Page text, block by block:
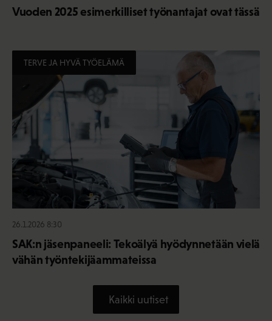
Vuoden 2025 esimerkilliset työnantajat ovat tässä
TERVE JA HYVÄ TYÖELÄMÄ
26.1.2026 8:30
SAK:n jäsenpaneeli: Tekoälyä hyödynnetään vielä
vähän työntekijäammateissa
Kaikki uutiset